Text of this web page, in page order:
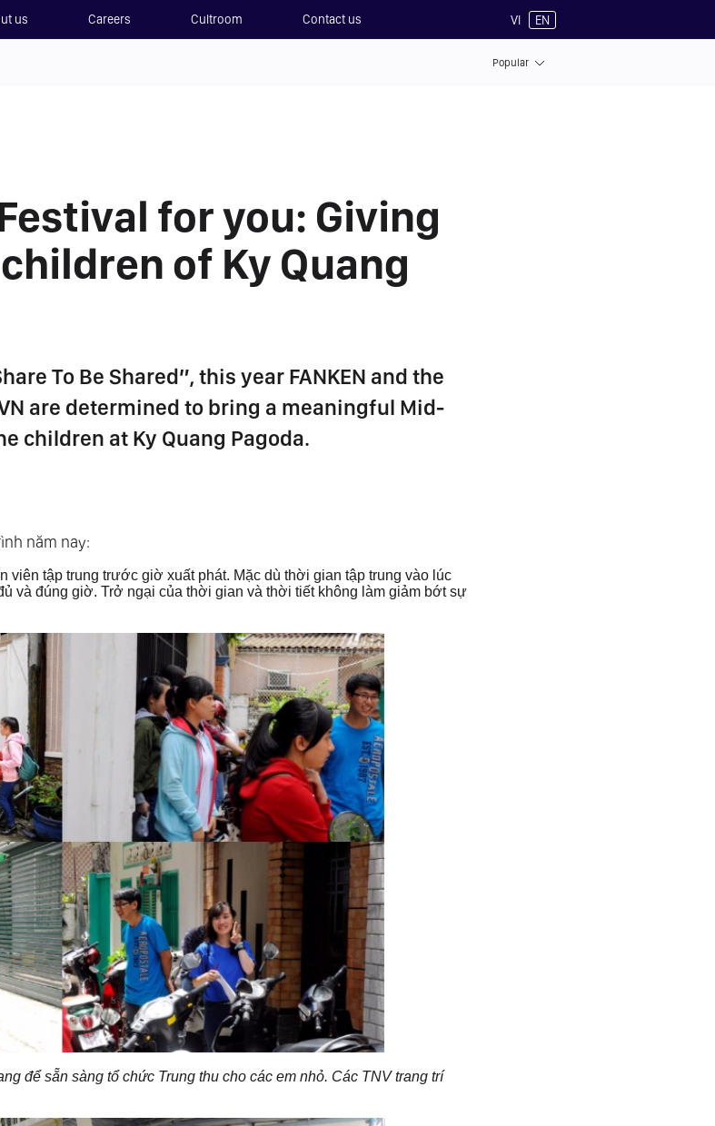
us Careers Cultroom Contact us VI EN
Popular
for you: Giving
of Ky Quang
To Be Shared”, this year FANKEN and the
are determined to bring a meaningful Mid-
children at Ky Quang Pagoda.
năm nay:
viên tập trung trước giờ xuất phát. Mặc dù thời gian tập trung vào lúc
và đúng giờ. Trở ngại của thời gian và thời tiết không làm giảm bớt sự
để sẵn sàng tổ chức Trung thu cho các em nhỏ. Các TNV trang trí